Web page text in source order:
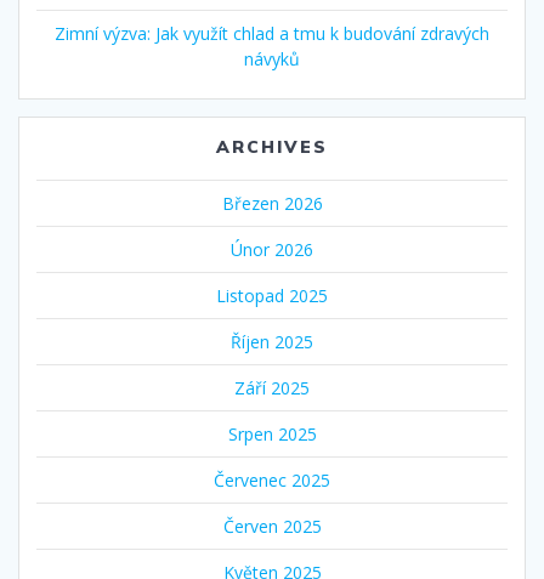
Zimní výzva: Jak využít chlad a tmu k budování zdravých
návyků
ARCHIVES
Březen 2026
Únor 2026
Listopad 2025
Říjen 2025
Září 2025
Srpen 2025
Červenec 2025
Červen 2025
Květen 2025